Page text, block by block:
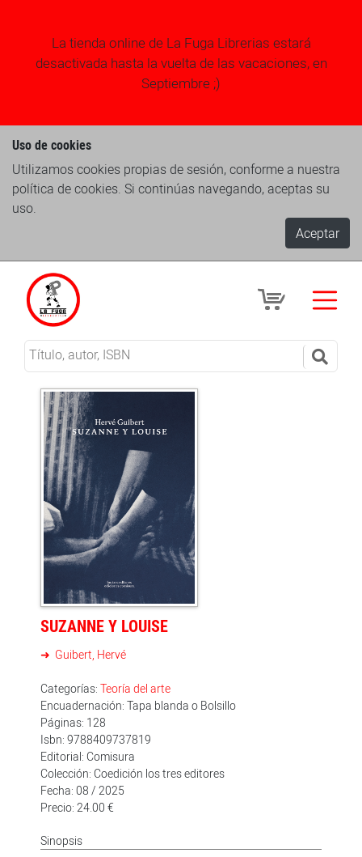
La tienda online de La Fuga Librerias estará
desactivada hasta la vuelta de las vacaciones, en
Septiembre ;)
Uso de cookies
Utilizamos cookies propias de sesión, conforme a nuestra
política de cookies. Si continúas navegando, aceptas su
uso.
Aceptar
SUZANNE Y LOUISE
Guibert, Hervé
Categorías: Teoría del arte
Encuadernación: Tapa blanda o Bolsillo
Páginas: 128
Isbn: 9788409737819
Editorial: Comisura
Colección: Coedición los tres editores
Fecha: 08 / 2025
Precio: 24.00 €
Sinopsis